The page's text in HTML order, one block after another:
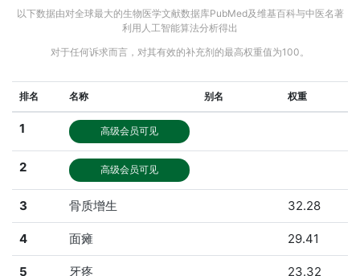
以下数据由对全球最大的生物医学文献数据库PubMed及维基百科与中医名著
利用人工智能算法分析得出
对于任何诉求而言，对其有效的补充剂的最高权重值为100。
排名 名称 别名 权重
1 高级会员可见
2 高级会员可见
3 骨质增生 32.28
4 面瘫 29.41
5 牙疼 23.32